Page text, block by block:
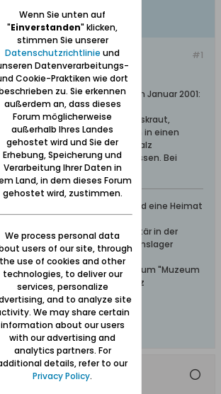
#1
Mutter aus "Danzig-L" im Januar 2001:
feingeschnittenes Weisskraut,
200 gr. gewürfelte Zwiebeln in einen
schichten. Mit Pfeffer und Salz
viertel Liter Sahne dazu giessen. Bei
aller Gaben: Geborgen sein und eine Heimat
Zertifizierter Führer und Volontär in der
"Deutsches Konzentrationslager
i wolontariusz po muzeum "Muzeum
- Niemiecki nazistowski obóz
Wenn Sie unten auf
"Einverstanden" klicken,
stimmen Sie unserer
Datenschutzrichtlinie und
Datenverarbeitungs-
Cookie-Praktiken wie dort
zu. Sie erkennen
außerdem an, dass dieses
Forum möglicherweise
außerhalb Ihres Landes
gehostet wird und Sie der
Erhebung, Speicherung und
Verarbeitung Ihrer Daten in
Land, in dem dieses Forum
gehostet wird, zustimmen.
We process personal data
users of our site, through
the use of cookies and other
technologies, to deliver our
services, personalize
and to analyze site
We may share certain
information about our users
with our advertising and
analytics partners. For
details, refer to our
Privacy Policy.